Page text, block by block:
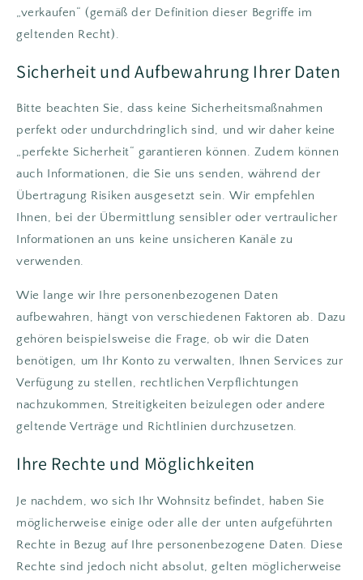
„verkaufen“ (gemäß der Definition dieser Begriffe im
geltenden Recht).
Sicherheit und Aufbewahrung Ihrer Daten
Bitte beachten Sie, dass keine Sicherheitsmaßnahmen
perfekt oder undurchdringlich sind, und wir daher keine
„perfekte Sicherheit“ garantieren können. Zudem können
auch Informationen, die Sie uns senden, während der
Übertragung Risiken ausgesetzt sein. Wir empfehlen
Ihnen, bei der Übermittlung sensibler oder vertraulicher
Informationen an uns keine unsicheren Kanäle zu
verwenden.
Wie lange wir Ihre personenbezogenen Daten
aufbewahren, hängt von verschiedenen Faktoren ab. Dazu
gehören beispielsweise die Frage, ob wir die Daten
benötigen, um Ihr Konto zu verwalten, Ihnen Services zur
Verfügung zu stellen, rechtlichen Verpflichtungen
nachzukommen, Streitigkeiten beizulegen oder andere
geltende Verträge und Richtlinien durchzusetzen.
Ihre Rechte und Möglichkeiten
Je nachdem, wo sich Ihr Wohnsitz befindet, haben Sie
möglicherweise einige oder alle der unten aufgeführten
Rechte in Bezug auf Ihre personenbezogene Daten. Diese
Rechte sind jedoch nicht absolut, gelten möglicherweise